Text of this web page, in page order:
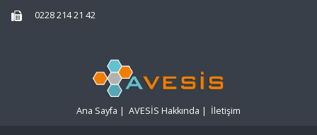
0228 214 21 42
Ana Sayfa | AVESİS Hakkında | İletişim